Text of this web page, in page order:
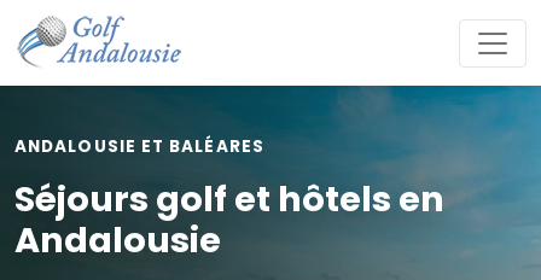
ANDALOUSIE ET BALÉARES
Séjours golf et hôtels en
Andalousie